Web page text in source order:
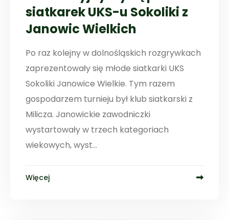
siatkarek UKS-u Sokoliki z
Janowic Wielkich
Po raz kolejny w dolnośląskich rozgrywkach
zaprezentowały się młode siatkarki UKS
Sokoliki Janowice Wielkie. Tym razem
gospodarzem turnieju był klub siatkarski z
Milicza. Janowickie zawodniczki
wystartowały w trzech kategoriach
wiekowych, wyst...
Więcej